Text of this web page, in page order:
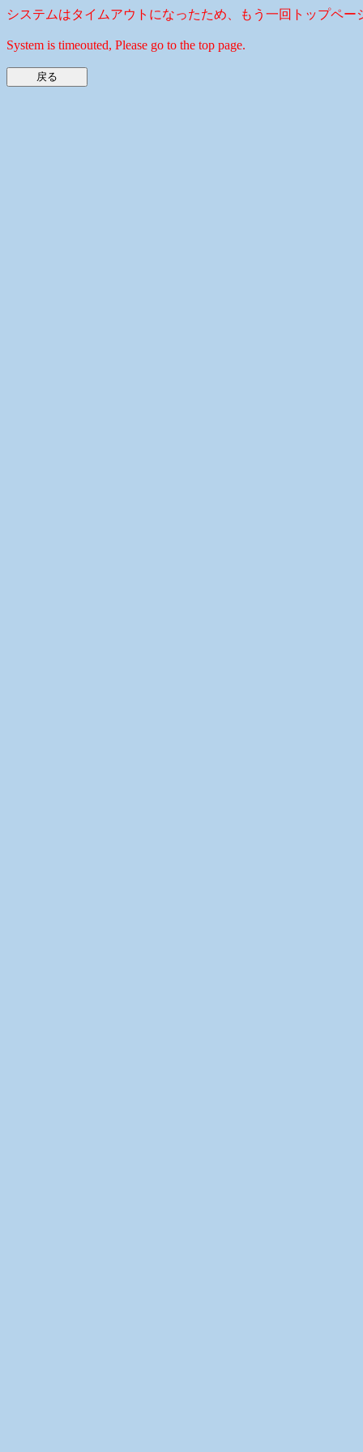
システムはタイムアウトになったため、もう一回トップペー
System is timeouted, Please go to the top page.